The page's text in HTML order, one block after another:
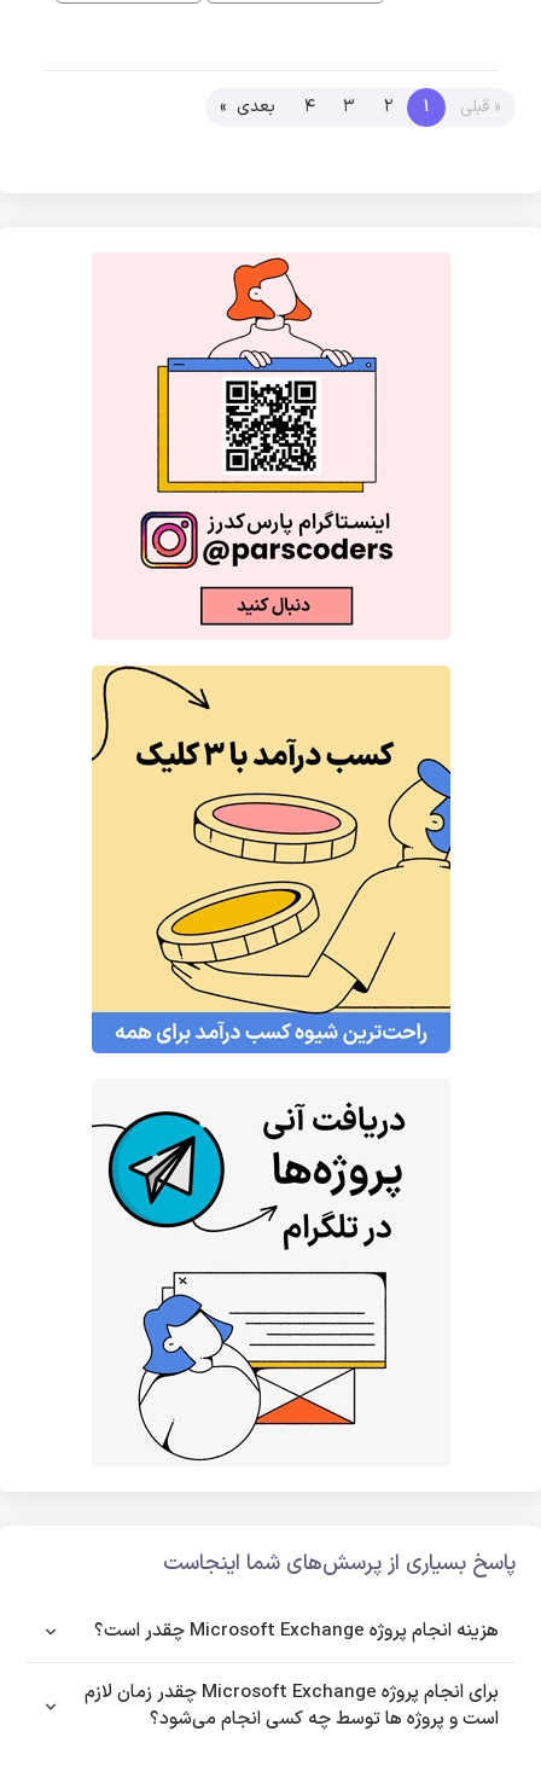
« قبلی 1
2
3
4 بعدی »
پاسخ بسیاری از پرسش‌های شما اینجاست
هزینه انجام پروژه Microsoft Exchange چقدر است؟
برای انجام پروژه Microsoft Exchange چقدر زمان لازم
است و پروژه ها توسط چه کسی انجام می‌شود؟